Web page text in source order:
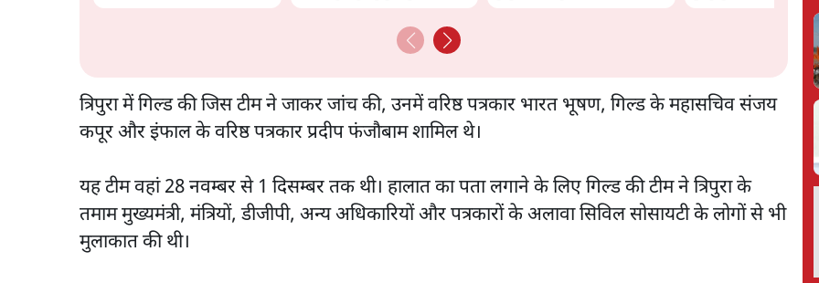
त्रिपुरा में गिल्ड की जिस टीम ने जाकर जांच की, उनमें वरिष्ठ पत्रकार भारत भूषण, गिल्ड के महासचिव संजय
कपूर और इंफाल के वरिष्ठ पत्रकार प्रदीप फंजौबाम शामिल थे।
यह टीम वहां 28 नवम्बर से 1 दिसम्बर तक थी। हालात का पता लगाने के लिए गिल्ड की टीम ने त्रिपुरा के
तमाम मुख्यमंत्री, मंत्रियों, डीजीपी, अन्य अधिकारियों और पत्रकारों के अलावा सिविल सोसायटी के लोगों से भी
मुलाकात की थी।